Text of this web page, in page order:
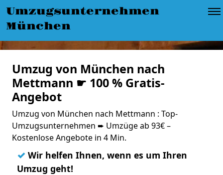
Umzugsunternehmen
München
Umzug von München nach
Mettmann ☛ 100 % Gratis-
Angebot
Umzug von München nach Mettmann : Top-
Umzugsunternehmen ➨ Umzüge ab 93€ –
Kostenlose Angebote in 4 Min.
✓ Wir helfen Ihnen, wenn es um Ihren
Umzug geht!